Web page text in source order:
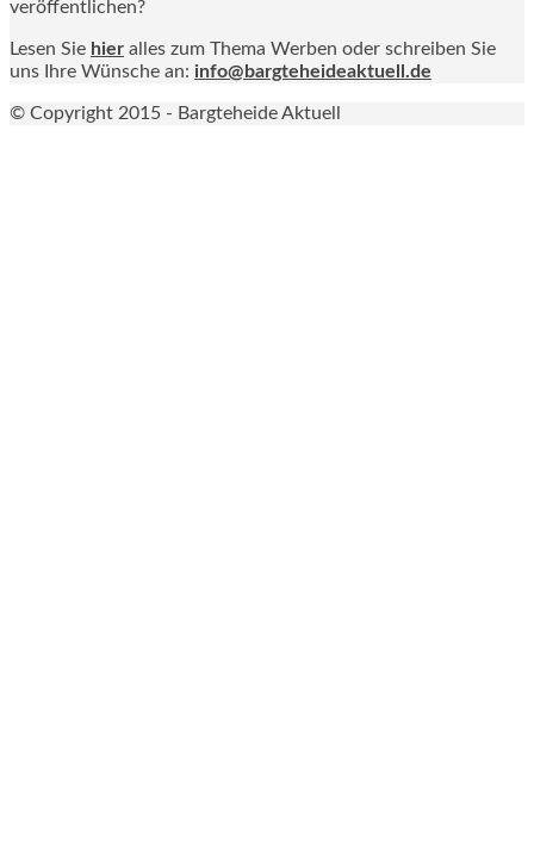
veröffentlichen?
Lesen Sie hier alles zum Thema Werben oder schreiben Sie
uns Ihre Wünsche an: info@bargteheideaktuell.de
© Copyright 2015 - Bargteheide Aktuell